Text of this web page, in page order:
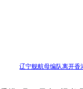
辽宁舰航母编队离开香